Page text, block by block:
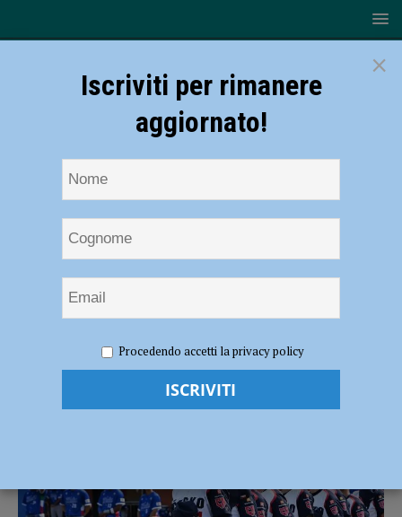
×
Iscriviti per rimanere
aggiornato!
Procedendo accetti la privacy policy